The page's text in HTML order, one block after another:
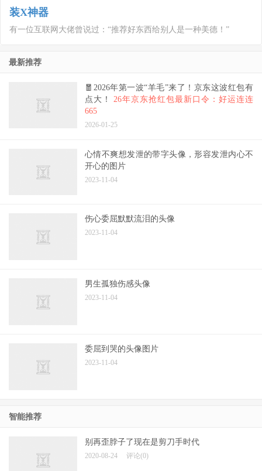
装X神器
有一位互联网大佬曾说过：“推荐好东西给别人是一种美德！”
最新推荐
🧧2026年第一波“羊毛”来了！京东这波红包有
点大！ 26年京东抢红包最新口令：好运连连
665
2026-01-25
心情不爽想发泄的带字头像，形容发泄内心不
开心的图片
2023-11-04
伤心委屈默默流泪的头像
2023-11-04
男生孤独伤感头像
2023-11-04
委屈到哭的头像图片
2023-11-04
智能推荐
别再歪脖子了现在是剪刀手时代
2020-08-24 评论(0)